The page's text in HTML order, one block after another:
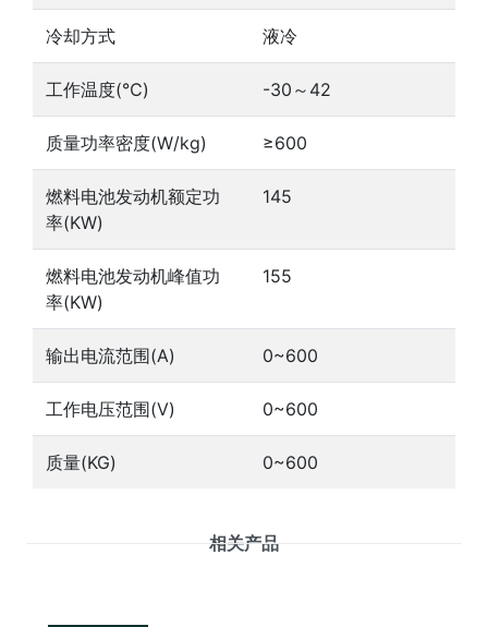
冷却方式 液冷
工作温度(℃) -30～42
质量功率密度(W/kg) ≥600
燃料电池发动机额定功
率(KW)
145
燃料电池发动机峰值功
率(KW)
155
输出电流范围(A) 0~600
工作电压范围(V) 0~600
质量(KG) 0~600
相关产品